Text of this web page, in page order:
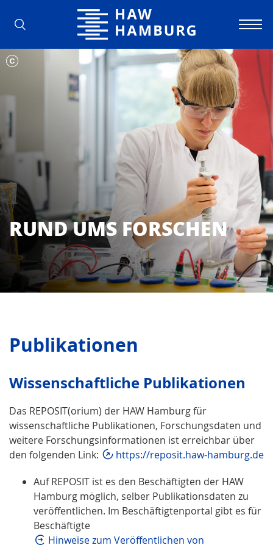
Hochschule für Angewandte
RUND UMS FORSCHEN
Publikationen
Wissenschaftliche Publikationen
Das REPOSIT(orium) der HAW Hamburg für
wissenschaftliche Publikationen, Forschungsdaten und
weitere Forschungsinformationen ist erreichbar über
den folgenden Link:
https://reposit.haw-hamburg.de
Auf REPOSIT ist es den Beschäftigten der HAW
Hamburg möglich, selber Publikationsdaten zu
veröffentlichen. Im Beschäftigtenportal gibt es für
Beschäftigte
Hinweise zum Veröffentlichen von